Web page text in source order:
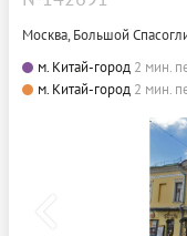
Москва, Большой
м. Китай-город 2 мин.
м. Китай-город 2 мин.